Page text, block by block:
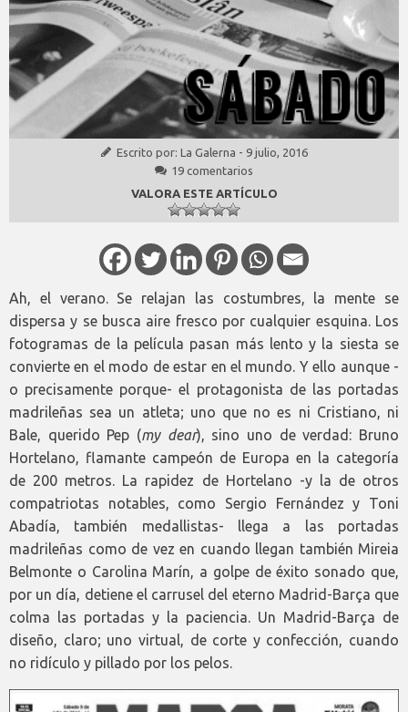
Escrito por: La Galerna - 9 julio, 2016
19 comentarios
VALORA ESTE ARTÍCULO
Ah, el verano. Se relajan las costumbres, la mente se
dispersa y se busca aire fresco por cualquier esquina. Los
fotogramas de la película pasan más lento y la siesta se
convierte en el modo de estar en el mundo. Y ello aunque -
o precisamente porque- el protagonista de las portadas
madrileñas sea un atleta; uno que no es ni Cristiano, ni
Bale, querido Pep (my dear), sino uno de verdad: Bruno
Hortelano, flamante campeón de Europa en la categoría
de 200 metros. La rapidez de Hortelano -y la de otros
compatriotas notables, como Sergio Fernández y Toni
Abadía, también medallistas- llega a las portadas
madrileñas como de vez en cuando llegan también Mireia
Belmonte o Carolina Marín, a golpe de éxito sonado que,
por un día, detiene el carrusel del eterno Madrid-Barça que
colma las portadas y la paciencia. Un Madrid-Barça de
diseño, claro; uno virtual, de corte y confección, cuando
no ridículo y pillado por los pelos.